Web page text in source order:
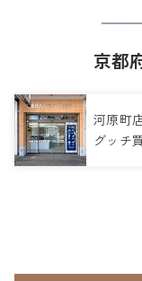
京都
河原町
グッチ